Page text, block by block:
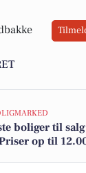
boliger til
op til